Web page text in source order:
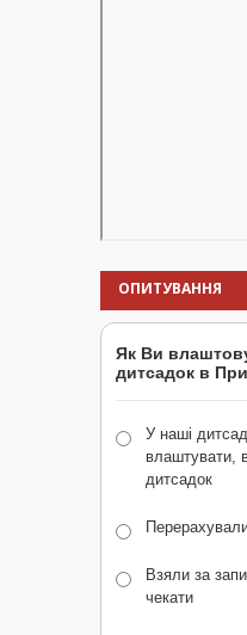
ОПИТУВАННЯ
Як Ви
дитсадок в
У наші
влаштувати,
дитсадок
Взяли за
чекати